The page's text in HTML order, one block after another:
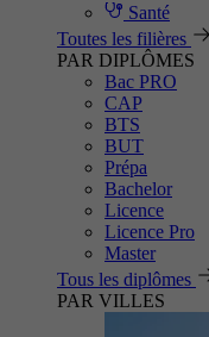
Santé
Toutes les filières
PAR DIPLÔMES
Bac PRO
CAP
BTS
BUT
Prépa
Bachelor
Licence
Licence Pro
Master
Tous les diplômes
PAR VILLES